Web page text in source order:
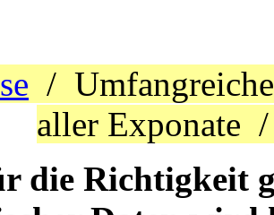
/
aller Exponate
die Richtigkeit